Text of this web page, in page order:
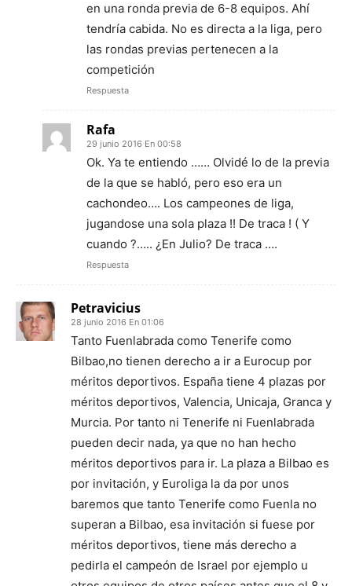
en una ronda previa de 6-8 equipos. Ahí
tendría cabida. No es directa a la liga, pero
las rondas previas pertenecen a la
competición
Respuesta
Rafa
29 junio 2016 En 00:58
Ok. Ya te entiendo …… Olvidé lo de la previa
de la que se habló, pero eso era un
cachondeo…. Los campeones de liga,
jugandose una sola plaza !! De traca ! ( Y
cuando ?….. ¿En Julio? De traca ….
Respuesta
Petravicius
28 junio 2016 En 01:06
Tanto Fuenlabrada como Tenerife como
Bilbao,no tienen derecho a ir a Eurocup por
méritos deportivos. España tiene 4 plazas por
méritos deportivos, Valencia, Unicaja, Granca y
Murcia. Por tanto ni Tenerife ni Fuenlabrada
pueden decir nada, ya que no han hecho
méritos deportivos para ir. La plaza a Bilbao es
por invitación, y Euroliga la da por unos
baremos que tanto Tenerife como Fuenla no
superan a Bilbao, esa invitación si fuese por
méritos deportivos, tiene más derecho a
pedirla el campeón de Israel por ejemplo u